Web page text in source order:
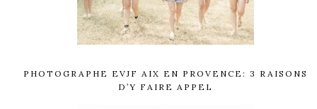
PHOTOGRAPHE EVJF AIX EN PROVENCE: 3 RAISONS
D’Y FAIRE APPEL